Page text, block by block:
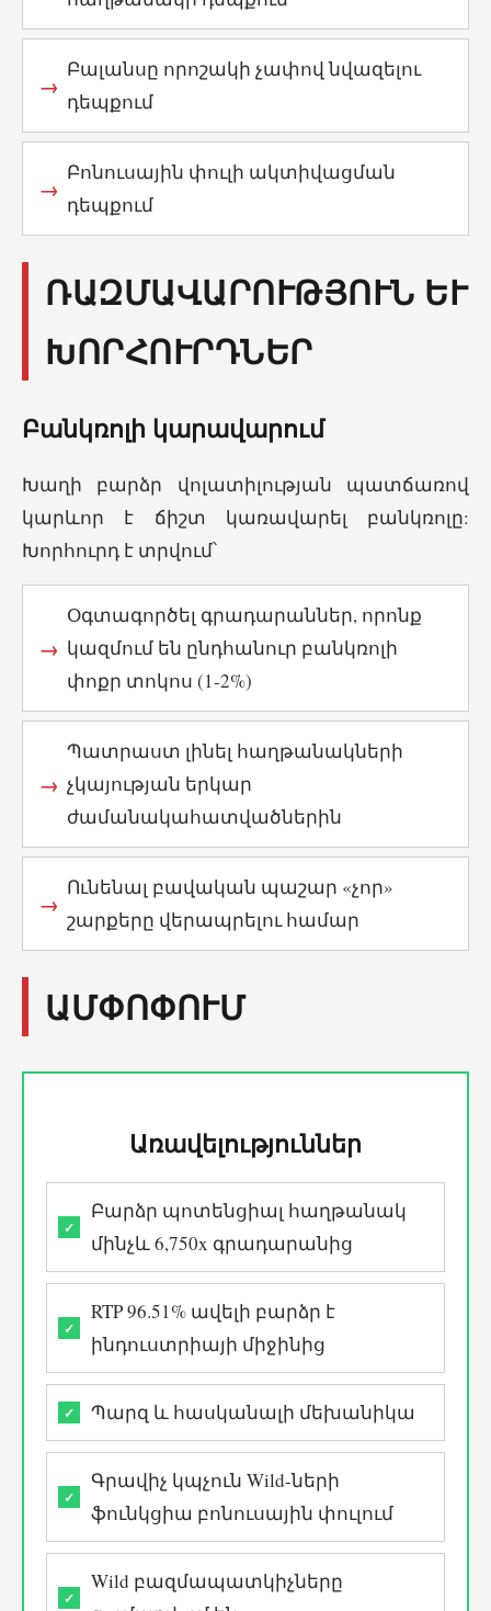
Բալանսը որոշակի չափով նվազելու
դեպքում
Բոնուսային փուլի ակտիվացման
դեպքում
ՌԱԶՄԱՎԱՐՈՒԹՅՈՒՆ ԵՒ Խ
ՈՐՀՈՒՐԴՆԵՐ
Բանկռոլի կարավարում
Խաղի բարձր վոլատիլության պատճառով
կարևոր է ճիշտ կառավարել բանկռոլը:
Խորհուրդ է տրվում՝
Օգտագործել գրադարաններ, որոնք
կազմում են ընդհանուր բանկռոլի
փոքր տոկոս (1-2%)
Պատրաստ լինել հաղթանակների
չկայության երկար
ժամանակահատվածներին
Ունենալ բավական պաշար «չոր»
շարքերը վերապրելու համար
ԱՄՓՈՓՈՒՄ
Առավելություններ
Բարձր պոտենցիալ հաղթանակ
մինչև 6,750x գրադարանից
RTP 96.51% ավելի բարձր է
ինդուստրիայի միջինից
Պարզ և հասկանալի մեխանիկա
Գրավիչ կպչուն Wild-ների
ֆունկցիա բոնուսային փուլում
Wild բազմապատկիչները